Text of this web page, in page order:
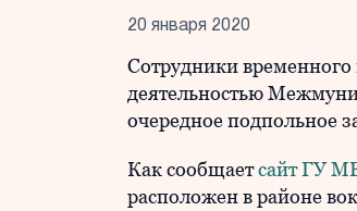
20 января 2020
Сотрудники временного
деятельностью
очередное подпольное
Как сообщаетсайт ГУ
расположен в районе